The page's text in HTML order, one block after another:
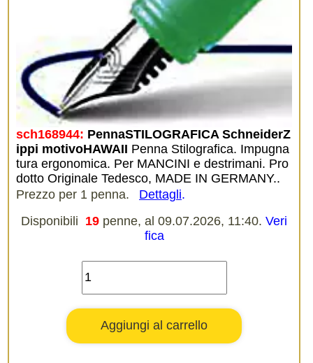
sch168944: PennaSTILOGRAFICA SchneiderZ
ippi motivoHAWAII Penna Stilografica. Impugna
tura ergonomica. Per MANCINI e destrimani. Pro
dotto Originale Tedesco, MADE IN GERMANY..
Prezzo per 1 penna.
Dettagli.
Disponibili 19 penne, al 09.07.2026, 11:40. Veri
fica